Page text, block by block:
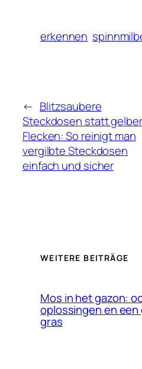
erkennen
← Blitzsaubere
Steckdosen statt gelber
Flecken: So reinigt man
vergilbte Steckdosen
einfach und sicher
WEITERE BEITRÄGE
Mos in het gazon:
oplossingen en
gras